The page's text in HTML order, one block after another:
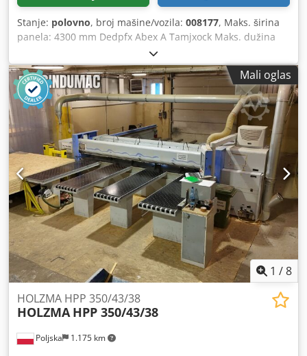
Stanje: polovno, broj mašine/vozila: 008177, Maks. širina
panela: 4300 mm Dedpfx Abex A Tamjxock Maks. dužina
panela: 4300 mm Maksimalni izbačaj glavnog testera: 125
mm Broj steznih čeljusti: 7
Mali oglas
1 /8
Poljska 1.175 km
HOLZMA HPP 350/43/38
HOLZMA HPP 350/43/38